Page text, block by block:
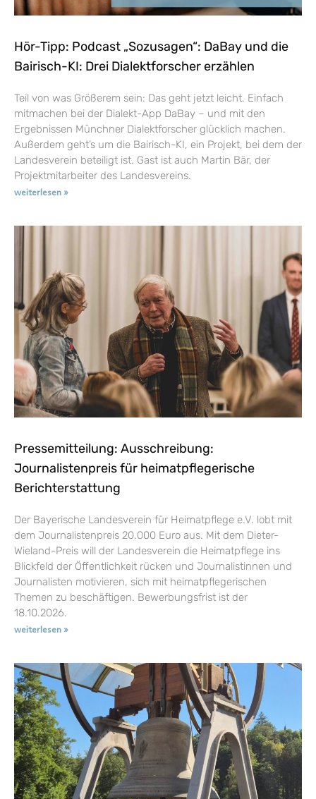
Hör-Tipp: Podcast „Sozusagen“: DaBay und die
Bairisch-KI: Drei Dialektforscher erzählen
Teil von was Größerem sein: Das geht jetzt leicht. Einfach
mitmachen bei der Dialekt-App DaBay – und mit den
Ergebnissen Münchner Dialektforscher glücklich machen.
Außerdem geht’s um die Bairisch-KI, ein Projekt, bei dem der
Landesverein beteiligt ist. Gast ist auch Martin Bär, der
Projektmitarbeiter des Landesvereins.
weiterlesen »
Pressemitteilung: Ausschreibung:
Journalistenpreis für heimatpflegerische
Berichterstattung
Der Bayerische Landesverein für Heimatpflege e.V. lobt mit
dem Journalistenpreis 20.000 Euro aus. Mit dem Dieter-
Wieland-Preis will der Landesverein die Heimatpflege ins
Blickfeld der Öffentlichkeit rücken und Journalistinnen und
Journalisten motivieren, sich mit heimatpflegerischen
Themen zu beschäftigen. Bewerbungsfrist ist der
18.10.2026.
weiterlesen »